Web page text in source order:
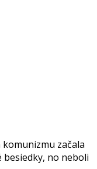
komunizmu začala
besiedky, no neboli